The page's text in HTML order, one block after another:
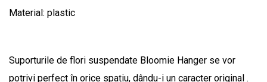
Material: plastic
Suporturile de flori suspendate Bloomie Hanger se vor
potrivi perfect în orice spațiu, dându-i un caracter original .